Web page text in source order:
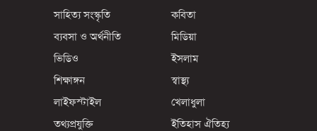
সাহিত্য সংস্কৃতি
কবিতা
ব্যবসা ও অর্থনীতি
মিডিয়া
ভিডিও
ইসলাম
শিক্ষাঙ্গন
স্বাস্থ্য
লাইফস্টাইল
খেলাধুলা
তথ্যপ্রযুক্তি
ইতিহাস ঐতিহ্য